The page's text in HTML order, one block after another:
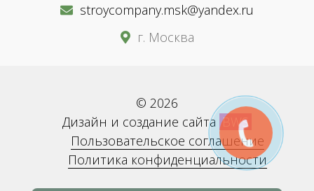
stroycompany.msk@yandex.ru
г. Москва
© 2026
Дизайн и создание сайта BWS
Пользовательское соглашение
Политика конфиденциальности